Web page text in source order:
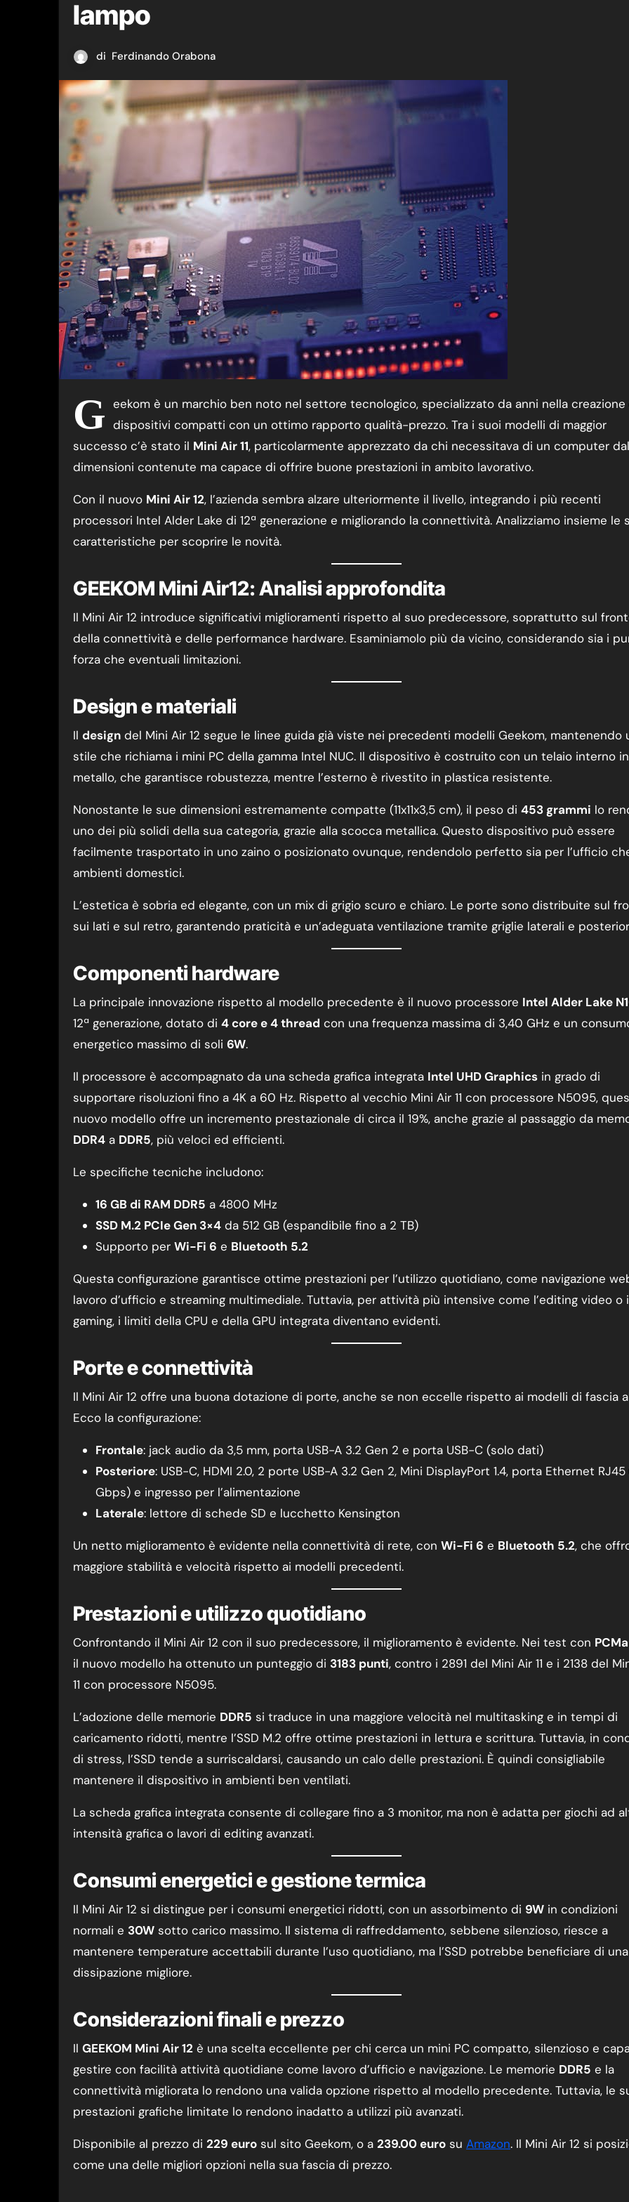
lampo
di Ferdinando Orabona
G eekom è un marchio ben noto nel settore tecnologico, specializzato da anni nella creazione
dispositivi compatti con un ottimo rapporto qualità-prezzo. Tra i suoi modelli di maggior
successo c’è stato il Mini Air 11, particolarmente apprezzato da chi necessitava di un computer
dimensioni contenute ma capace di offrire buone prestazioni in ambito lavorativo.
Con il nuovo Mini Air 12, l’azienda sembra alzare ulteriormente il livello, integrando i più recenti
processori Intel Alder Lake di 12ª generazione e migliorando la connettività. Analizziamo insieme le
caratteristiche per scoprire le novità.
GEEKOM Mini Air12: Analisi approfondita
Il Mini Air 12 introduce significativi miglioramenti rispetto al suo predecessore, soprattutto sul
della connettività e delle performance hardware. Esaminiamolo più da vicino, considerando sia i
forza che eventuali limitazioni.
Design e materiali
Il design del Mini Air 12 segue le linee guida già viste nei precedenti modelli Geekom, mantenendo
stile che richiama i mini PC della gamma Intel NUC. Il dispositivo è costruito con un telaio interno in
metallo, che garantisce robustezza, mentre l’esterno è rivestito in plastica resistente.
Nonostante le sue dimensioni estremamente compatte (11x11x3,5 cm), il peso di 453 grammi lo
uno dei più solidi della sua categoria, grazie alla scocca metallica. Questo dispositivo può essere
facilmente trasportato in uno zaino o posizionato ovunque, rendendolo perfetto sia per l’ufficio
ambienti domestici.
L’estetica è sobria ed elegante, con un mix di grigio scuro e chiaro. Le porte sono distribuite sul
sui lati e sul retro, garantendo praticità e un’adeguata ventilazione tramite griglie laterali e
Componenti hardware
La principale innovazione rispetto al modello precedente è il nuovo processore Intel Alder Lake
12ª generazione, dotato di 4 core e 4 thread con una frequenza massima di 3,40 GHz e un
energetico massimo di soli 6W.
Il processore è accompagnato da una scheda grafica integrata Intel UHD Graphics in grado di
supportare risoluzioni fino a 4K a 60 Hz. Rispetto al vecchio Mini Air 11 con processore N5095,
nuovo modello offre un incremento prestazionale di circa il 19%, anche grazie al passaggio da
DDR4 a DDR5, più veloci ed efficienti.
Le specifiche tecniche includono:
16 GB di RAM DDR5 a 4800 MHz
SSD M.2 PCIe Gen 3×4 da 512 GB (espandibile fino a 2 TB)
Supporto per Wi-Fi 6 e Bluetooth 5.2
Questa configurazione garantisce ottime prestazioni per l’utilizzo quotidiano, come navigazione
lavoro d’ufficio e streaming multimediale. Tuttavia, per attività più intensive come l’editing video o
gaming, i limiti della CPU e della GPU integrata diventano evidenti.
Porte e connettività
Il Mini Air 12 offre una buona dotazione di porte, anche se non eccelle rispetto ai modelli di fascia
Ecco la configurazione:
Frontale: jack audio da 3,5 mm, porta USB-A 3.2 Gen 2 e porta USB-C (solo dati)
Posteriore: USB-C, HDMI 2.0, 2 porte USB-A 3.2 Gen 2, Mini DisplayPort 1.4, porta Ethernet RJ45
Gbps) e ingresso per l’alimentazione
Laterale: lettore di schede SD e lucchetto Kensington
Un netto miglioramento è evidente nella connettività di rete, con Wi-Fi 6 e Bluetooth 5.2, che
maggiore stabilità e velocità rispetto ai modelli precedenti.
Prestazioni e utilizzo quotidiano
Confrontando il Mini Air 12 con il suo predecessore, il miglioramento è evidente. Nei test con
il nuovo modello ha ottenuto un punteggio di 3183 punti, contro i 2891 del Mini Air 11 e i 2138 del
11 con processore N5095.
L’adozione delle memorie DDR5 si traduce in una maggiore velocità nel multitasking e in tempi di
caricamento ridotti, mentre l’SSD M.2 offre ottime prestazioni in lettura e scrittura. Tuttavia, in
di stress, l’SSD tende a surriscaldarsi, causando un calo delle prestazioni. È quindi consigliabile
mantenere il dispositivo in ambienti ben ventilati.
La scheda grafica integrata consente di collegare fino a 3 monitor, ma non è adatta per giochi ad
intensità grafica o lavori di editing avanzati.
Consumi energetici e gestione termica
Il Mini Air 12 si distingue per i consumi energetici ridotti, con un assorbimento di 9W in condizioni
normali e 30W sotto carico massimo. Il sistema di raffreddamento, sebbene silenzioso, riesce a
mantenere temperature accettabili durante l’uso quotidiano, ma l’SSD potrebbe beneficiare di una
dissipazione migliore.
Considerazioni finali e prezzo
Il GEEKOM Mini Air 12 è una scelta eccellente per chi cerca un mini PC compatto, silenzioso e
gestire con facilità attività quotidiane come lavoro d’ufficio e navigazione. Le memorie DDR5 e la
connettività migliorata lo rendono una valida opzione rispetto al modello precedente. Tuttavia, le
prestazioni grafiche limitate lo rendono inadatto a utilizzi più avanzati.
Disponibile al prezzo di 229 euro sul sito Geekom, o a 239.00 euro su Amazon. Il Mini Air 12 si
come una delle migliori opzioni nella sua fascia di prezzo.